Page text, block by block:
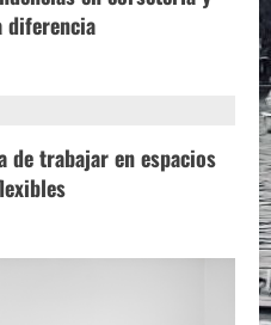
diferencia
de trabajar en espacios